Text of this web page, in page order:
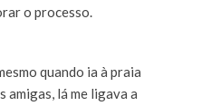
o processo.
quando ia à praia
amigas, lá me ligava a